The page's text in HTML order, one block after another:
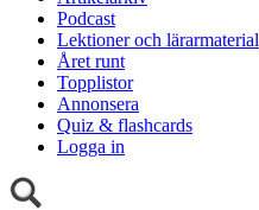
Podcast
Lektioner och lärarmaterial
Året runt
Topplistor
Annonsera
Quiz & flashcards
Logga in